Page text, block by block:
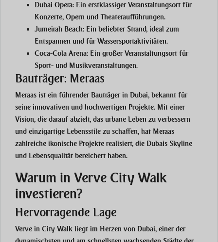
Dubai Opera: Ein erstklassiger Veranstaltungsort für
Konzerte, Opern und Theateraufführungen.
Jumeirah Beach: Ein beliebter Strand, ideal zum
Entspannen und für Wassersportaktivitäten.
Coca-Cola Arena: Ein großer Veranstaltungsort für
Sport- und Musikveranstaltungen.
Bauträger: Meraas
Meraas ist ein führender Bauträger in Dubai, bekannt für
seine innovativen und hochwertigen Projekte. Mit einer
Vision, die darauf abzielt, das urbane Leben zu verbessern
und einzigartige Lebensstile zu schaffen, hat Meraas
zahlreiche ikonische Projekte realisiert, die Dubais Skyline
und Lebensqualität bereichert haben.
Warum in Verve City Walk
investieren?
Hervorragende Lage
Verve in City Walk liegt im Herzen von Dubai, einer der